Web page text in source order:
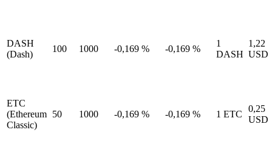
DASH
(Dash)
100 1000 -0,169 % -0,169 %
1
DASH
1,22
USD
ETC
(Ethereum
Classic)
50 1000 -0,169 % -0,169 % 1 ETC
0,25
USD